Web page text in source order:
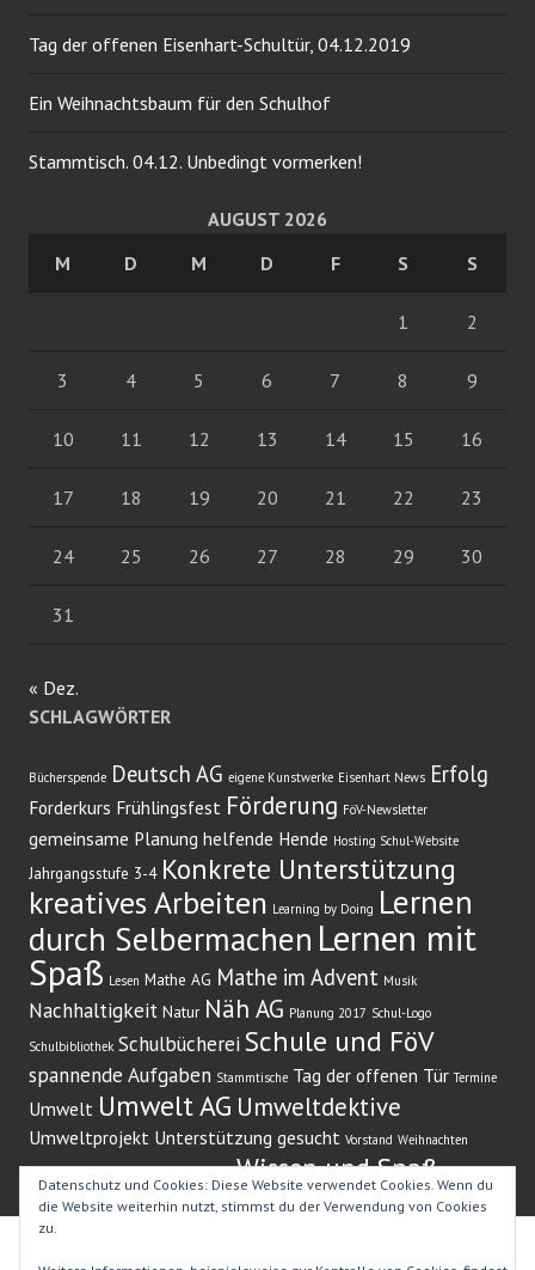
Tag der offenen Eisenhart-Schultür, 04.12.2019
Ein Weihnachtsbaum für den Schulhof
Stammtisch. 04.12. Unbedingt vormerken!
AUGUST 2026
M
D M D F S S
1 2
3 4 5 6 7 8 9
10 11 12 13 14 15 16
17 18 19 20 21 22 23
24 25 26 27 28 29 30
31
« Dez.
SCHLAGWÖRTER
Bücherspende Deutsch AG eigene Kunstwerke Eisenhart News Erfolg
Forderkurs Frühlingsfest Förderung FöV-Newsletter
gemeinsame Planung helfende Hende Hosting Schul-Website
Jahrgangsstufe 3-4 Konkrete Unterstützung
kreatives Arbeiten Learning by Doing Lernen
durch Selbermachen Lernen mit
Spaß Lesen Mathe AG Mathe im Advent Musik
Nachhaltigkeit Natur Näh AG Planung 2017 Schul-Logo
Schulbibliothek Schulbücherei Schule und FöV
spannende Aufgaben Stammtische Tag der offenen Tür Termine
Umwelt Umwelt AG Umweltdektive
Umweltprojekt Unterstützung gesucht Vorstand Weihnachten
Wissen und Spaß
Stolz präsentiert von WordPress Theme: Edin von
Datenschutz und Cookies: Diese Website verwendet Cookies. Wenn du
die Website weiterhin nutzt, stimmst du der Verwendung von Cookies
zu.